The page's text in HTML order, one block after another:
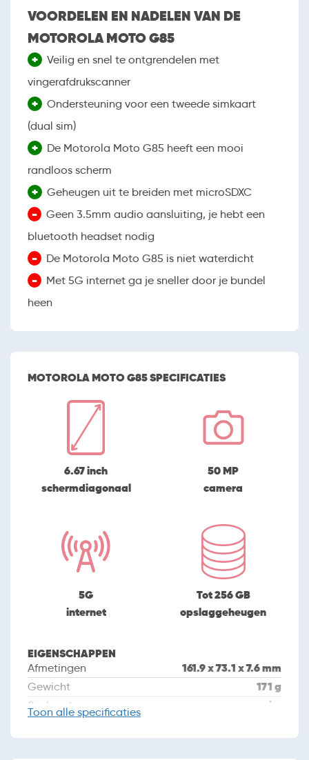
VOORDELEN EN NADELEN VAN DE
MOTOROLA MOTO G85
+
Veilig en snel te ontgrendelen met
vingerafdrukscanner
+
Ondersteuning voor een tweede simkaart
(dual sim)
+
De Motorola Moto G85 heeft een mooi
randloos scherm
+ Geheugen uit te breiden met microSDXC
-
Geen 3.5mm audio aansluiting, je hebt een
bluetooth headset nodig
- De Motorola Moto G85 is niet waterdicht
-
Met 5G internet ga je sneller door je bundel
heen
MOTOROLA MOTO G85 SPECIFICATIES
6.67 inch
schermdiagonaal
50 MP
camera
5G
internet
Tot 256 GB
opslaggeheugen
EIGENSCHAPPEN
Afmetingen 161.9 x 73.1 x 7.6 mm
Gewicht 171 g
Simkaart nano sim
Toon alle specificaties